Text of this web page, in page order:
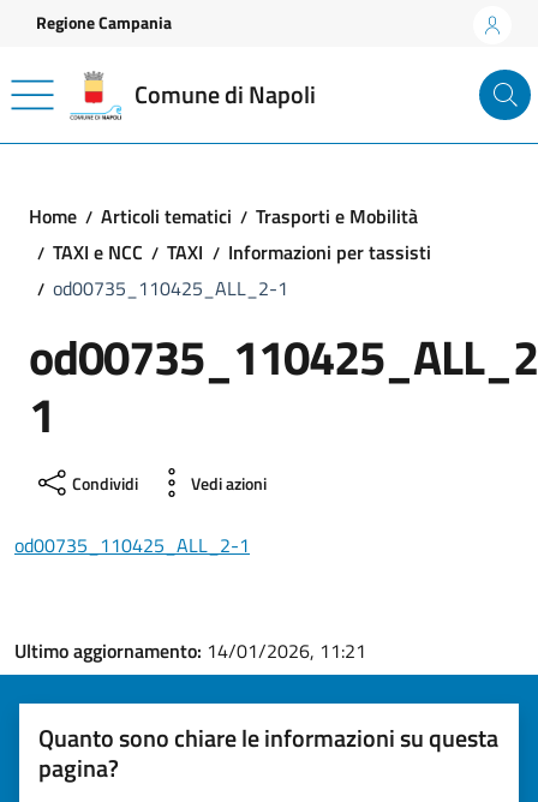
Vai ai contenuti
Vai al footer
Regione Campania
Comune di Napoli
Home Articoli tematici
Trasporti e Mobilità
TAXI e NCC
TAXI
Informazioni per tassisti
od00735_110425_ALL_2-1
1
Condividi Vedi azioni
od00735_110425_ALL_2-1
Ultimo aggiornamento: 14/01/2026, 11:21
Quanto sono chiare le informazioni su questa
pagina?